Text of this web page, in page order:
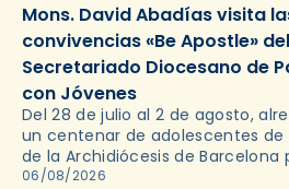
Mons. David Abadías visita
convivencias «Be Apostle» del
Secretariado Diocesano de
con Jóvenes
Del 28 de julio al 2 de agosto,
un centenar de adolescentes de
de la Archidiócesis de Barcelona
en las convivencias Be Apostle,
06/08/2026